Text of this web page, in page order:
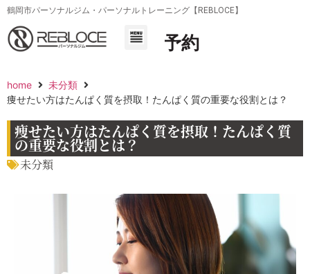
鶴岡市パーソナルジム・パーソナルトレーニング【REBLOCE】
予約
home
未分類
痩せたい方はたんぱく質を摂取！たんぱく質の重要な役割とは？
痩せたい方はたんぱく質を摂取！たんぱく質
の重要な役割とは？
未分類